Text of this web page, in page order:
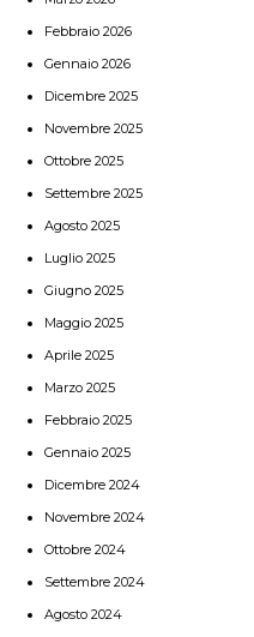
Febbraio 2026
Gennaio 2026
Dicembre 2025
Novembre 2025
Ottobre 2025
Settembre 2025
Agosto 2025
Luglio 2025
Giugno 2025
Maggio 2025
Aprile 2025
Marzo 2025
Febbraio 2025
Gennaio 2025
Dicembre 2024
Novembre 2024
Ottobre 2024
Settembre 2024
Agosto 2024